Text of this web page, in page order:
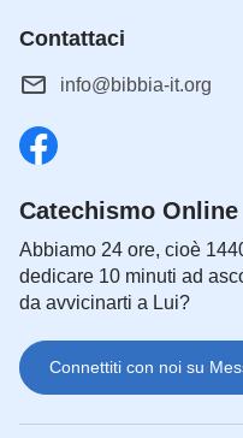
Contattaci
info@bibbia-it.org
Catechismo Online
Abbiamo 24 ore, cioè
dedicare 10 minuti ad
da avvicinarti a Lui?
Connettiti con noi su